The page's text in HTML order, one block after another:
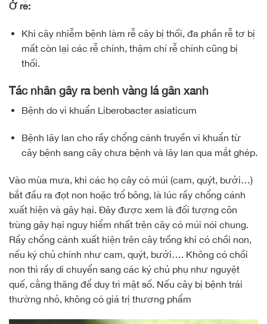
Ở rễ:
Khi cây nhiễm bệnh làm rễ cây bị thối, đa phần rễ tơ bị
mất còn lại các rễ chính, thậm chí rễ chính cũng bị
thối.
Tác nhân gây ra bệnh vàng lá gân xanh
Bệnh do vi khuẩn Liberobacter asiaticum
Bệnh lây lan cho rầy chổng cánh truyền vi khuẩn từ
cây bệnh sang cây chưa bệnh và lây lan qua mắt ghép.
Vào mùa mưa, khi các họ cây có múi (cam, quýt, bưởi…)
bắt đầu ra đọt non hoặc trổ bông, là lúc rầy chổng cánh
xuất hiện và gây hại. Đây được xem là đối tượng côn
trùng gây hại nguy hiểm nhất trên cây có múi nói chung.
Rầy chổng cánh xuất hiện trên cây trồng khi có chồi non,
nếu ký chủ chính như cam, quýt, bưởi…. Không có chồi
non thì rầy di chuyển sang các ký chủ phụ như nguyệt
quế, cằng thăng để duy trì mật số. Nếu cây bị bệnh trái
thường nhỏ, không có giá trị thương phẩm